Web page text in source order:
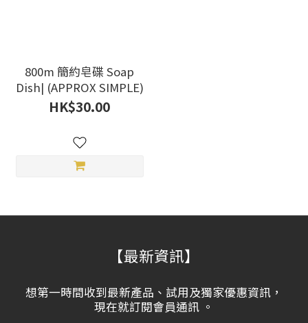
800m 簡約皂碟 Soap
Dish| (APPROX SIMPLE)
HK$30.00
【最新資訊】
想第一時間收到最新產品、試用及獨家優惠資訊，
現在就訂閱會員通訊 。